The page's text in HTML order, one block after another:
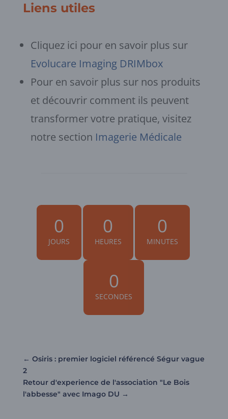
Liens utiles
Cliquez ici pour en savoir plus sur
Evolucare Imaging DRIMbox
Pour en savoir plus sur nos produits
et découvrir comment ils peuvent
transformer votre pratique, visitez
notre section Imagerie Médicale
0
JOURS
0
HEURES
0
MINUTES
0
SECONDES
← Osiris : premier logiciel référencé Ségur vague
2
Retour d'experience de l'association "Le Bois
l'abbesse" avec Imago DU →